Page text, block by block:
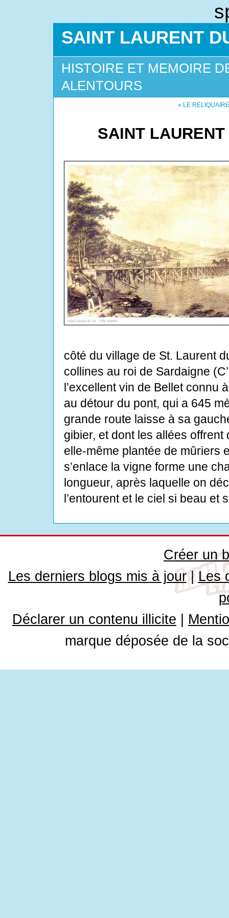
SAINT LAURENT
HISTOIRE ET MEMOIRE
ALENTOURS
« LE
SAINT
côté du village de St. Laurent
collines au roi de Sardaigne
l’excellent vin de Bellet connu
au détour du pont, qui a 645
grande route laisse à sa
gibier, et dont les allées
elle-même plantée de mûriers
s’enlace la vigne forme une
longueur, après laquelle on
l’entourent et le ciel si beau et
Créer un
Les derniers blogs mis à jour| Les
Déclarer un contenu illicite
marque déposée de la